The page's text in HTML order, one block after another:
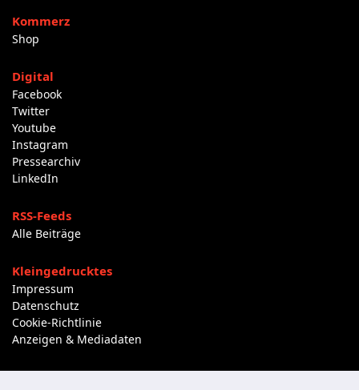
Kommerz
Shop
Digital
Facebook
Twitter
Youtube
Instagram
Pressearchiv
LinkedIn
RSS-Feeds
Alle Beiträge
Kleingedrucktes
Impressum
Datenschutz
Cookie-Richtlinie
Anzeigen & Mediadaten